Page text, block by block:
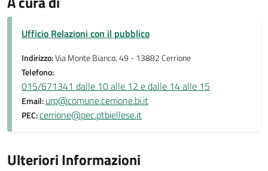
Ufficio Relazioni con il pubblico
Indirizzo:Via Monte Bianco, 49 - 13882 Cerrione
Telefono:
015/671341 dalle 10 alle 12 e dalle 14 alle 15
Email:urp@comune.cerrione.bi.it
PEC:cerrione@pec.ptbiellese.it
Ulteriori Informazioni